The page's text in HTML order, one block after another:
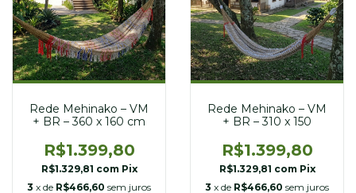
Rede Mehinako – VM
+ BR – 360 x 160 cm
R$1.399,80
R$1.329,81 com Pix
3 x de R$466,60 sem juros
Rede Mehinako – VM
+ BR – 310 x 150
R$1.399,80
R$1.329,81 com Pix
3 x de R$466,60 sem juros